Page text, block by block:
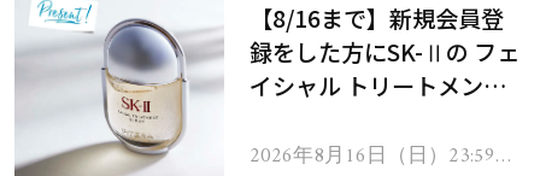
【8/16まで】新規会員登
録をした方にSK-Ⅱの フェ
イシャル トリートメント
2026年8月16日（日）23:59ま